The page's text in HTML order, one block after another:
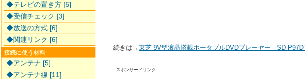
続きは→東芝 9V型液晶搭載ポータブルDVDプレーヤー SD-
--スポンサードリンク--
◆テレビの置き方 [5]
◆受信チェック [3]
◆放送の方式 [6]
◆関連リンク [6]
接続に使う材料
◆アンテナ [5]
◆アンテナ線 [11]